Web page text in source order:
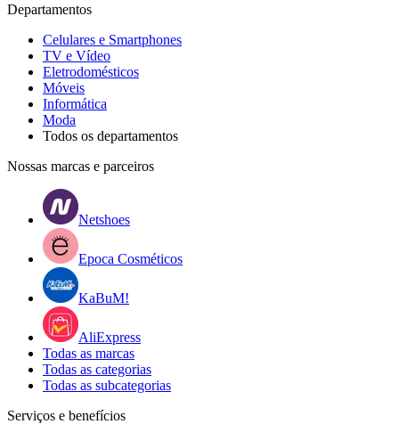
Departamentos
Celulares e Smartphones
TV e Vídeo
Eletrodomésticos
Móveis
Informática
Moda
Todos os departamentos
Nossas marcas e parceiros
Netshoes
Epoca Cosméticos
KaBuM!
AliExpress
Todas as marcas
Todas as categorias
Todas as subcategorias
Serviços e benefícios